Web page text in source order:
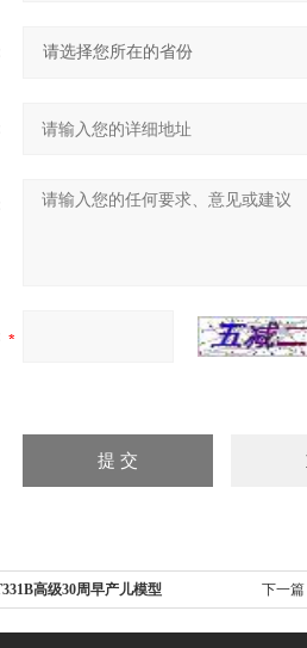
高级30周早产儿模型 下一篇